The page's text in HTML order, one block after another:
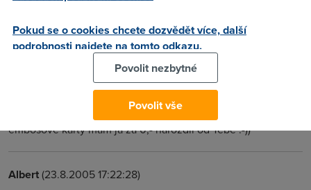
(23.8.2005 14:25:32)
Ani nestojíme anonymovi za to aby se představil a pokud ti
na účet přijde 14.999,- nebo míň,tak ten majlant hned
poznáš. Jinak poplatek za jejich vydání a používání
embosové karty mám já za 0,- narozdíl od Tebe :-))
Albert(23.8.2005 17:22:28)
Pokud se o cookies chcete dozvědět více, další
podrobnosti najdete na tomto odkazu.
Povolit nezbytné
Povolit vše